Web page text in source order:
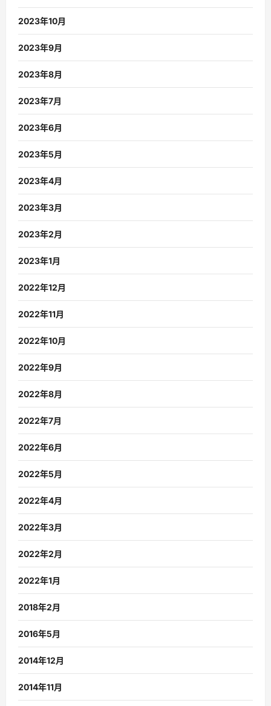
2023年10月
2023年9月
2023年8月
2023年7月
2023年6月
2023年5月
2023年4月
2023年3月
2023年2月
2023年1月
2022年12月
2022年11月
2022年10月
2022年9月
2022年8月
2022年7月
2022年6月
2022年5月
2022年4月
2022年3月
2022年2月
2022年1月
2018年2月
2016年5月
2014年12月
2014年11月